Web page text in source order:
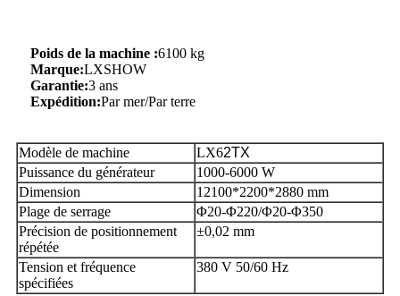
Poids de la machine :6100 kg
Marque:LXSHOW
Garantie:3 ans
Expédition:Par mer/Par terre
Modèle de machine LX62TX
Puissance du générateur
1000-6000 W
Dimension
12100*2200*2880 mm
Plage de serrage
Φ20-Φ220/Φ20-Φ350
Précision de positionnement
répétée
±0,02 mm
Tension et fréquence
spécifiées
380 V 50/60 Hz